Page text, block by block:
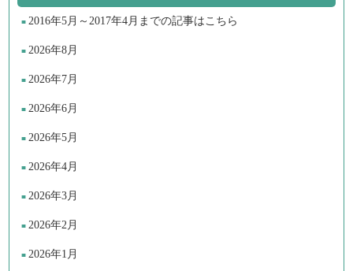
2016年5月～2017年4月までの記事はこちら
2026年8月
2026年7月
2026年6月
2026年5月
2026年4月
2026年3月
2026年2月
2026年1月